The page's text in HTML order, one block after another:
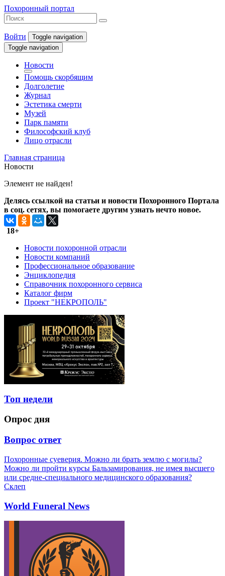
Похоронный портал
Войти
Toggle navigation
Toggle navigation
Новости
Помощь скорбящим
Долголетие
Журнал
Эстетика смерти
Музей
Парк памяти
Философский клуб
Лицо отрасли
Главная страница
Новости
Элемент не найден!
Делясь ссылкой на статьи и новости Похоронного Портала
в соц. сетях, вы помогаете другим узнать нечто новое.
18+
Новости похоронной отрасли
Новости компаний
Профессиональное образование
Энциклопедия
Справочник похоронного сервиса
Каталог фирм
Проект "НЕКРОПОЛЬ"
Топ недели
Опрос дня
Вопрос ответ
Похоронные суеверия. Можно ли брать землю с могилы?
Можно ли пройти курсы Бальзамирования, не имея высшего
или средне-специального медицинского образования?
Склеп
World Funeral News